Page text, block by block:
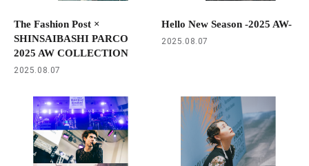
The Fashion Post ×
SHINSAIBASHI PARCO
2025 AW COLLECTION
2025.08.07
Hello New Season -2025 AW-
2025.08.07